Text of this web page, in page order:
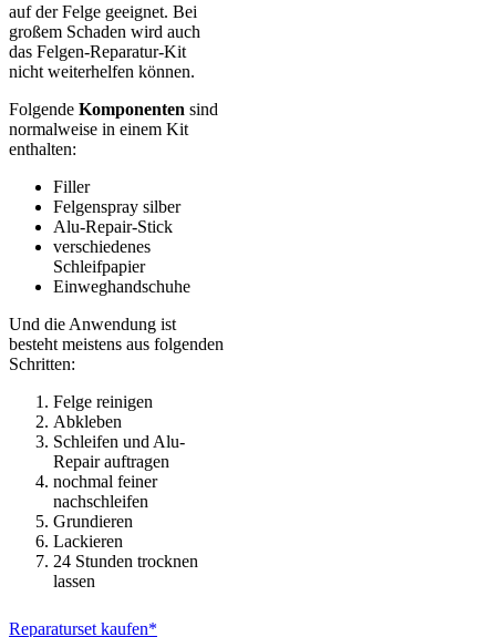
auf der Felge geeignet. Bei
großem Schaden wird auch
das Felgen-Reparatur-Kit
nicht weiterhelfen können.
Folgende Komponenten sind
normalweise in einem Kit
enthalten:
Filler
Felgenspray silber
Alu-Repair-Stick
verschiedenes
Schleifpapier
Einweghandschuhe
Und die Anwendung ist
besteht meistens aus folgenden
Schritten:
Felge reinigen
Abkleben
Schleifen und Alu-
Repair auftragen
nochmal feiner
nachschleifen
Grundieren
Lackieren
24 Stunden trocknen
lassen
Reparaturset kaufen*